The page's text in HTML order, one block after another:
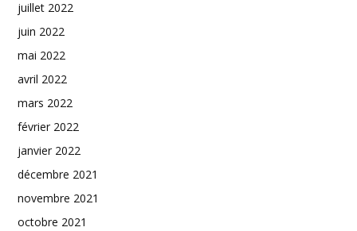
juillet 2022
juin 2022
mai 2022
avril 2022
mars 2022
février 2022
janvier 2022
décembre 2021
novembre 2021
octobre 2021